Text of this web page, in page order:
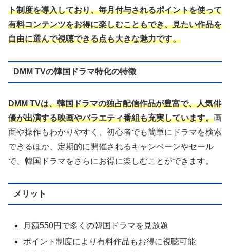
ト制度を導入しており、毎月付与されるポイントを使って
有料コンテンツをお得に楽しむこともでき、見たい作品を
自由に選んで視聴できる点も大きな魅力です。
DMM TVの韓国ドラマ特化の特徴
DMM TVは、韓国ドラマの独占配信作品が豊富で、人気俳
優が出演する映画やバラエティ番組も充実しています。画
面や操作もわかりやすく、初心者でも簡単にドラマを検索
できるほか、定期的に開催されるキャンペーンやセール
で、韓国ドラマをさらにお得に楽しむことができます。
メリット
月額550円で多くの韓国ドラマを見放題
ポイント制度により有料作品もお得に視聴可能